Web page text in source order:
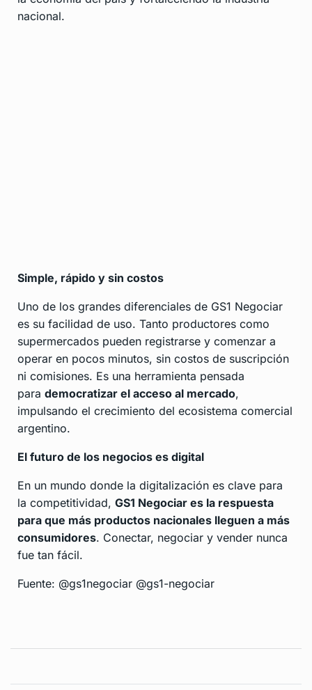
nacional.
Simple, rápido y sin costos
Uno de los grandes diferenciales de GS1 Negociar
es su facilidad de uso. Tanto productores como
supermercados pueden registrarse y comenzar a
operar en pocos minutos, sin costos de suscripción
ni comisiones. Es una herramienta pensada
para democratizar el acceso al mercado,
impulsando el crecimiento del ecosistema comercial
argentino.
El futuro de los negocios es digital
En un mundo donde la digitalización es clave para
la competitividad, GS1 Negociar es la respuesta
para que más productos nacionales lleguen a más
consumidores. Conectar, negociar y vender nunca
fue tan fácil.
Fuente: @gs1negociar @gs1-negociar